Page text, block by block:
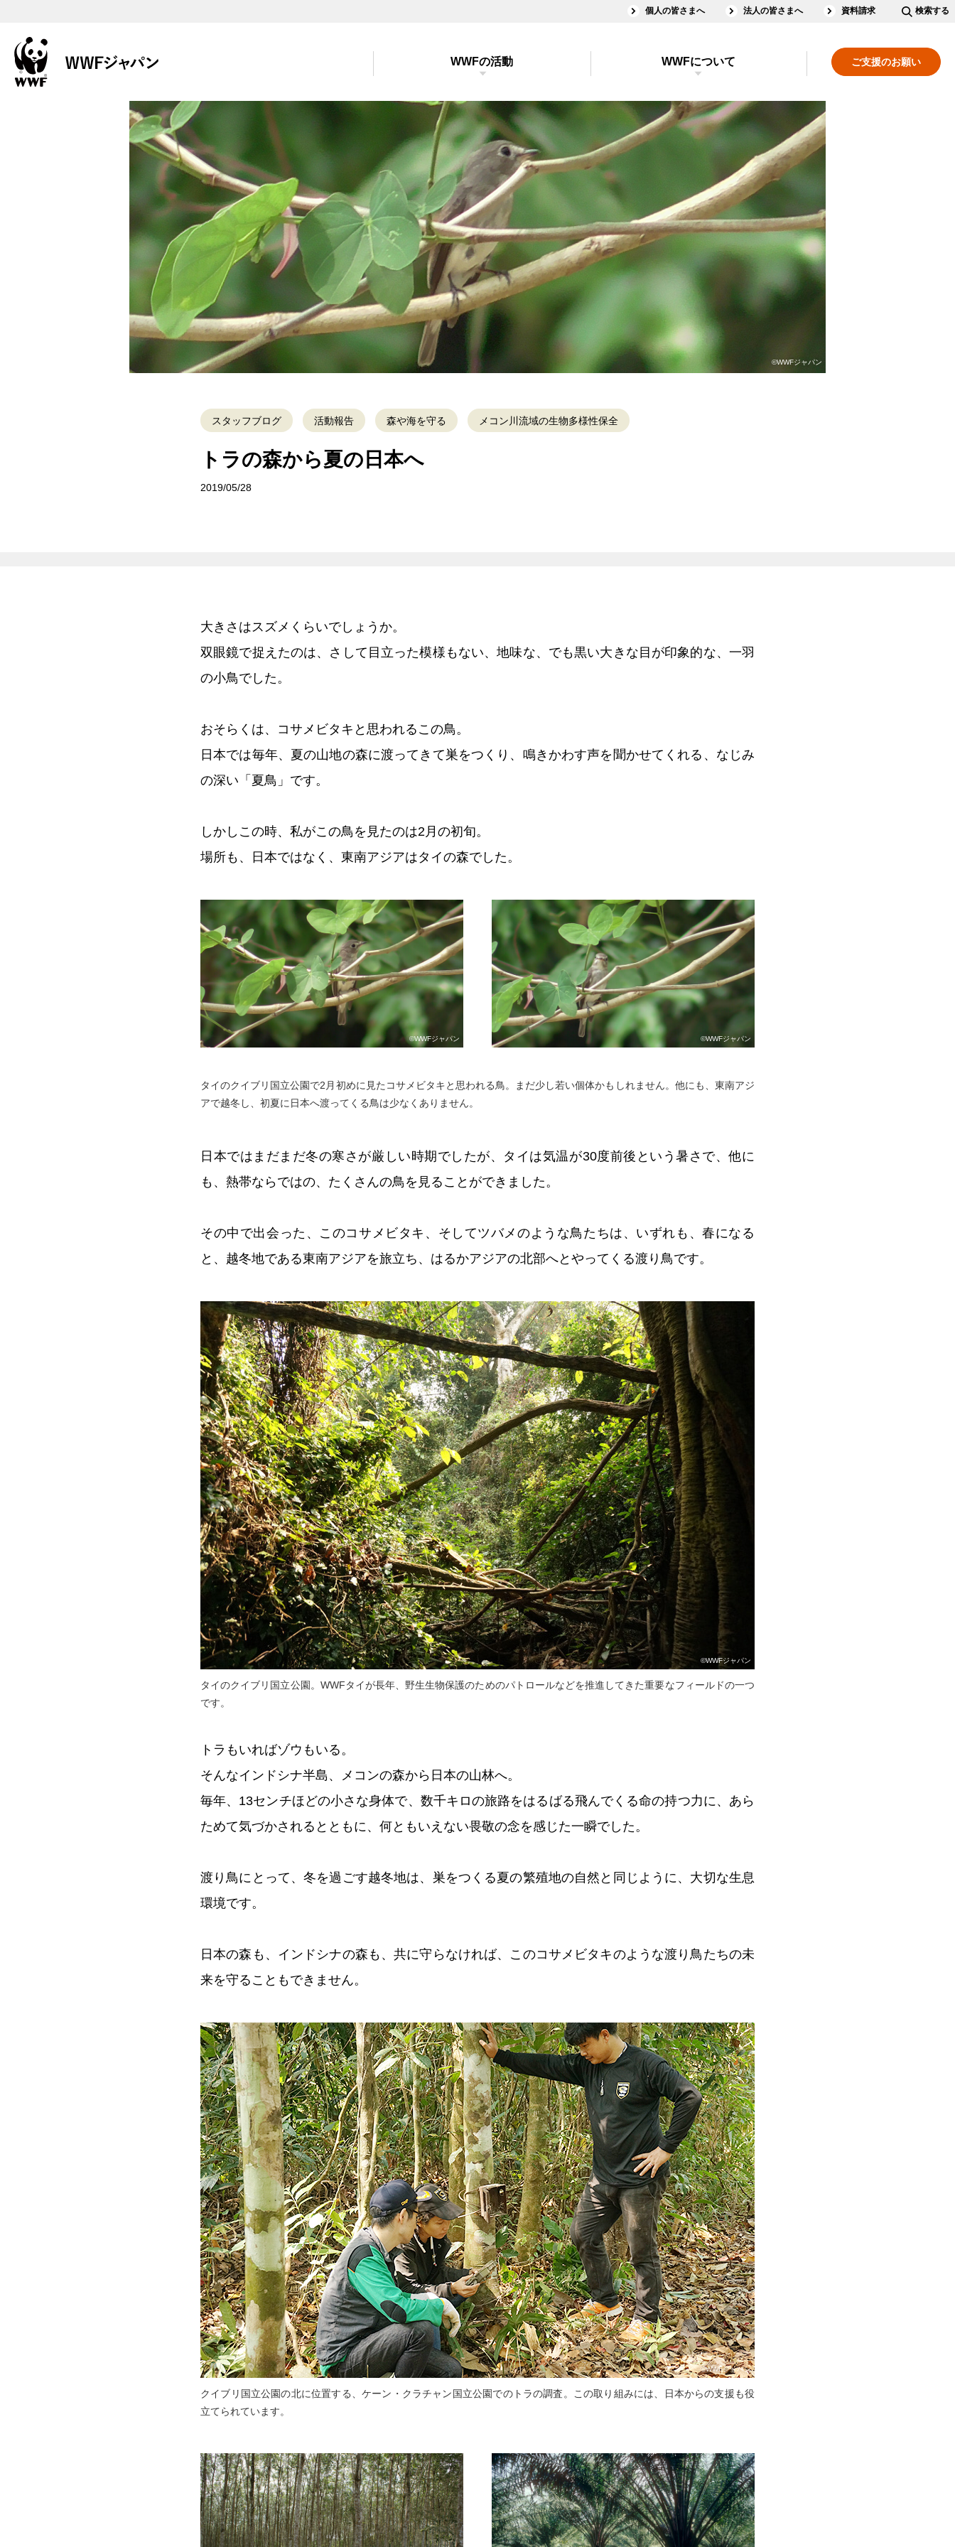
個人の皆さまへ 法人の皆さまへ 資料請求 検索する
ご支援のお願い
WWFの活動 WWFについて
©WWFジャパン
スタッフブログ 活動報告 森や海を守る メコン川流域の生物多様性保全
トラの森から夏の日本へ
2019/05/28
大きさはスズメくらいでしょうか。
双眼鏡で捉えたのは、さして目立った模様もない、地味な、でも黒い大きな目が印象的な、一羽
の小鳥でした。
おそらくは、コサメビタキと思われるこの鳥。
日本では毎年、夏の山地の森に渡ってきて巣をつくり、鳴きかわす声を聞かせてくれる、なじみ
の深い「夏鳥」です。
しかしこの時、私がこの鳥を見たのは2月の初旬。
場所も、日本ではなく、東南アジアはタイの森でした。
©WWFジャパン ©WWFジャパン
タイのクイブリ国立公園で2月初めに見たコサメビタキと思われる鳥。まだ少し若い個体かもしれません。他にも、東南アジ
アで越冬し、初夏に日本へ渡ってくる鳥は少なくありません。
日本ではまだまだ冬の寒さが厳しい時期でしたが、タイは気温が30度前後という暑さで、他に
も、熱帯ならではの、たくさんの鳥を見ることができました。
その中で出会った、このコサメビタキ、そしてツバメのような鳥たちは、いずれも、春になる
と、越冬地である東南アジアを旅立ち、はるかアジアの北部へとやってくる渡り鳥です。
©WWFジャパン
タイのクイブリ国立公園。WWFタイが長年、野生生物保護のためのパトロールなどを推進してきた重要なフィールドの一つ
です。
トラもいればゾウもいる。
そんなインドシナ半島、メコンの森から日本の山林へ。
毎年、13センチほどの小さな身体で、数千キロの旅路をはるばる飛んでくる命の持つ力に、あら
ためて気づかされるとともに、何ともいえない畏敬の念を感じた一瞬でした。
渡り鳥にとって、冬を過ごす越冬地は、巣をつくる夏の繁殖地の自然と同じように、大切な生息
環境です。
日本の森も、インドシナの森も、共に守らなければ、このコサメビタキのような渡り鳥たちの未
来を守ることもできません。
©WWFジャパン
クイブリ国立公園の北に位置する、ケーン・クラチャン国立公園でのトラの調査。この取り組みには、日本からの支援も役
立てられています。